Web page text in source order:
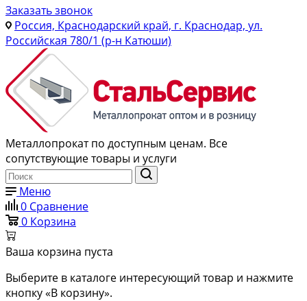
Заказать звонок
Россия, Краснодарский край, г. Краснодар, ул.
Российская 780/1 (р-н Катюши)
Металлопрокат по доступным ценам. Все
сопутствующие товары и услуги
Меню
0 Сравнение
0 Корзина
Ваша корзина пуста
Выберите в каталоге интересующий товар и нажмите
кнопку «В корзину».